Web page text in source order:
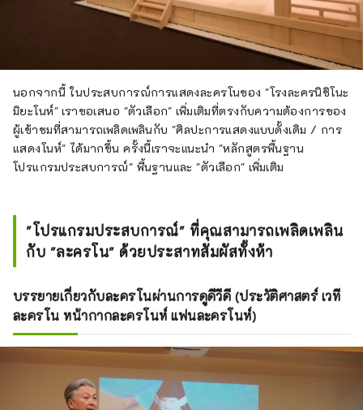
นอกจากนี้ ในประสบการณ์การแสดงละครโนของ "โรงละครนิชิโนะ
มิยะโนห์" เราขอเสนอ "ตัวเลือก" เพิ่มเติมที่ตรงกับความต้องการของ
ผู้เข้าชมที่สามารถเพลิดเพลินกับ "ศิลปะการแสดงแบบดั้งเดิม / การ
แสดงโนห์" ได้มากขึ้น ครั้งนี้เราจะแนะนำ "หลักสูตรพื้นฐาน
โปรแกรมประสบการณ์" พื้นฐานและ "ตัวเลือก" เพิ่มเติม
"โปรแกรมประสบการณ์" ที่คุณสามารถเพลิดเพลิน
กับ "ละครโน" ด้วยประสาทสัมผัสทั้งห้า
บรรยายเกี่ยวกับละครโนผ่านการดูดีวีดี (ประวัติศาสตร์ เวที
ละครโน หน้ากากละครโนห์ แฟนละครโนห์)